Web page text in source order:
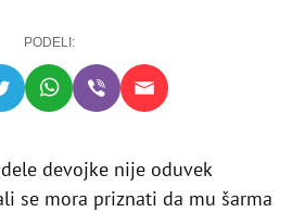
PODELI:
devojke nije oduvek
se mora priznati da mu šarma